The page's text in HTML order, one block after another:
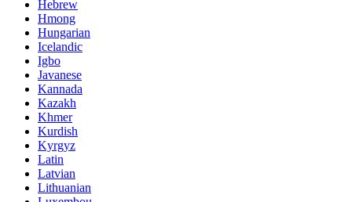
Hebrew
Hmong
Hungarian
Icelandic
Igbo
Javanese
Kannada
Kazakh
Khmer
Kurdish
Kyrgyz
Latin
Latvian
Lithuanian